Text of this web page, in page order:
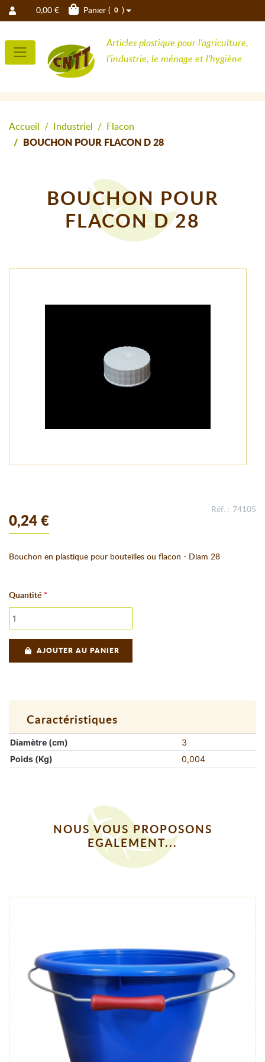
0,00 € Panier ( 0 )
Articles plastique pour l'agriculture,
l'industrie, le ménage et l'hygiène
Accueil Industriel
Flacon
BOUCHON POUR FLACON D 28
BOUCHON POUR
FLACON D 28
0,24 €
Réf. : 74105
Bouchon en plastique pour bouteilles ou flacon - Diam 28
Quantité
AJOUTER AU PANIER
Caractéristiques
Diamètre (cm)
3
Poids (Kg)
0,004
NOUS VOUS PROPOSONS
EGALEMENT...